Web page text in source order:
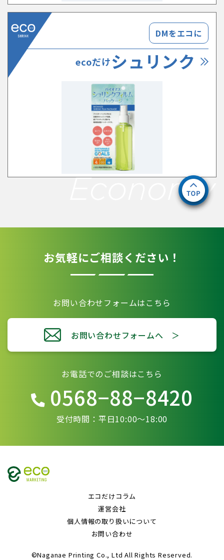
DMをエコに
ecoだけシュリンク
お気軽にご相談ください！
お問い合わせフォームはこちら
お問い合わせフォームへ ＞
お電話でのご相談はこちら
0568−88−8420
受付時間：平日10:00〜18:00
エコだけコラム
運営会社
個人情報の取り扱いについて
お問い合わせ
©Naganae Printing Co., Ltd All Rights Reserved.